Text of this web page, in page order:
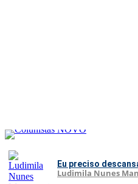
Eu preciso
Ludimila Nunes